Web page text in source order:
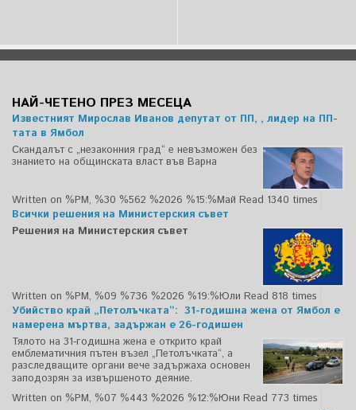
НАЙ-ЧЕТЕНО ПРЕЗ МЕСЕЦА
Известният Мирослав Иванов депутат от ПП, , лидер на ПП-
тата в Ямбол
Скандалът с „незаконния град“ е невъзможен без
знанието на общинската власт във Варна
Written on %PM, %30 %562 %2026 %15:%Май Read 1340 times
Всички решения на Министерския съвет
Решения на Министерския съвет
Written on %PM, %09 %736 %2026 %19:%Юли Read 818 times
Убийство край „Петолъчката“: 31-годишна жена от Ямбол е
намерена мъртва, задържан е 26-годишен
Тялото на 31-годишна жена е открито край
емблематичния пътен възел „Петолъчката“, а
разследващите органи вече задържаха основен
заподозрян за извършеното деяние.
Written on %PM, %07 %443 %2026 %12:%Юни Read 773 times